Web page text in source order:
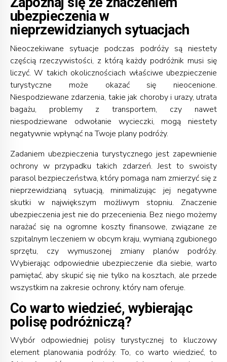
ubezpieczenia w
nieprzewidzianych sytuacjach
Nieoczekiwane sytuacje podczas podróży są niestety
częścią rzeczywistości, z którą każdy podróżnik musi się
liczyć. W takich okolicznościach właściwe ubezpieczenie
turystyczne może okazać się nieocenione.
Niespodziewane zdarzenia, takie jak choroby i urazy, utrata
bagażu, problemy z transportem, czy nawet
niespodziewane odwołanie wycieczki, mogą niestety
negatywnie wpłynąć na Twoje plany podróży.
Zadaniem ubezpieczenia turystycznego jest zapewnienie
ochrony w przypadku takich zdarzeń. Jest to swoisty
parasol bezpieczeństwa, który pomaga nam zmierzyć się z
nieprzewidzianą sytuacją, minimalizując jej negatywne
skutki w największym możliwym stopniu. Znaczenie
ubezpieczenia jest nie do przecenienia. Bez niego możemy
narażać się na ogromne koszty finansowe, związane ze
szpitalnym leczeniem w obcym kraju, wymianą zgubionego
sprzętu, czy wymuszonej zmiany planów podróży.
Wybierając odpowiednie ubezpieczenie dla siebie, warto
pamiętać, aby skupić się nie tylko na kosztach, ale przede
wszystkim na zakresie ochrony, który nam oferuje.
Co warto wiedzieć, wybierając
polisę podróżniczą?
Wybór odpowiedniej polisy turystycznej to kluczowy
element planowania podróży. To, co warto wiedzieć, to